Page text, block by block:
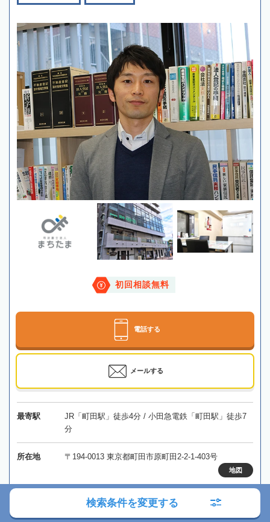
初回相談無料
電話する
メールする
最寄駅
JR「町田駅」徒歩4分 / 小田急電鉄「町田駅」徒歩7
分
所在地 〒194-0013 東京都町田市原町田2-2-1-403号
地図
東京、千葉、山梨、神奈川、埼玉
検索条件を変更する